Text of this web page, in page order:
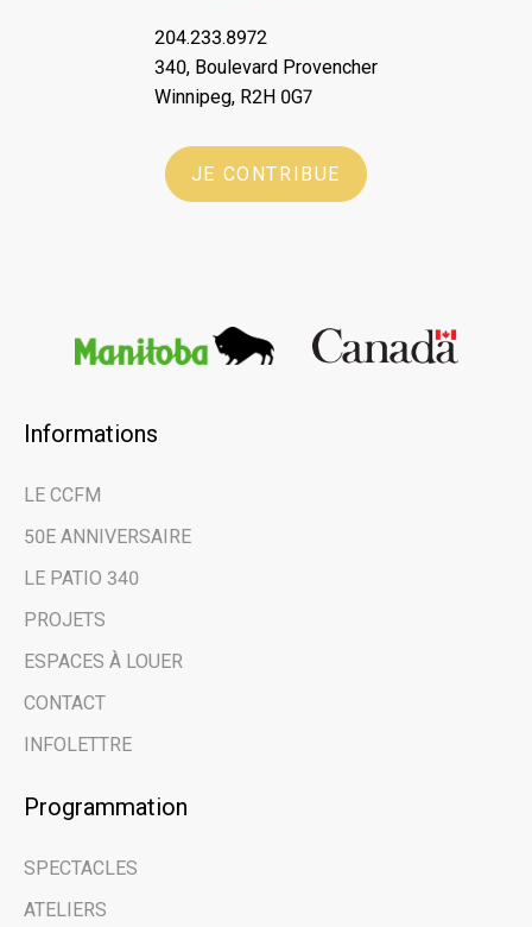
204.233.8972
340, Boulevard Provencher
Winnipeg, R2H 0G7
JE CONTRIBUE
Informations
LE CCFM
50E ANNIVERSAIRE
LE PATIO 340
PROJETS
ESPACES À LOUER
CONTACT
INFOLETTRE
Programmation
SPECTACLES
ATELIERS
Email address